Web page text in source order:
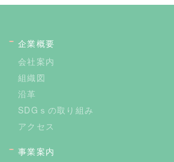
企業概要
会社案内
組織図
沿革
SDGｓの取り組み
アクセス
事業案内